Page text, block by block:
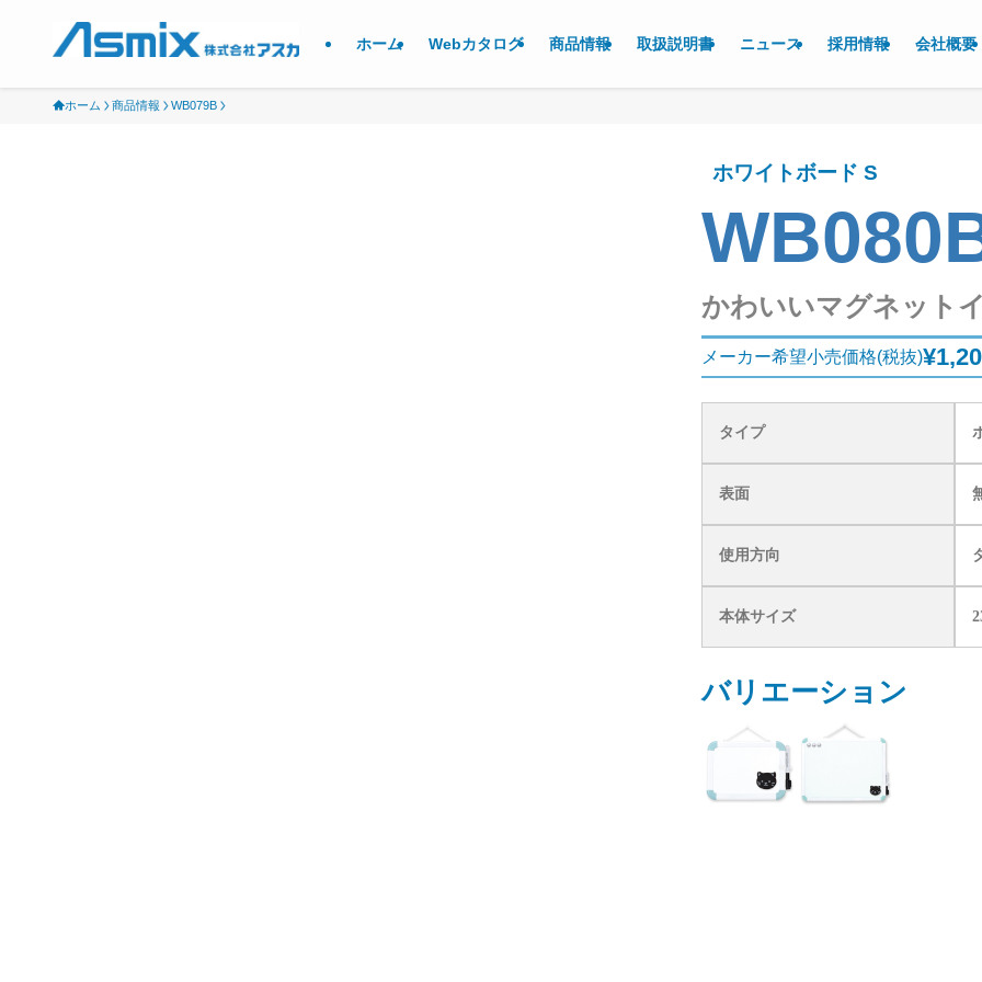
ホーム Webカタログ 商品情報 取扱説明書 ニュース 採用情報 会社概要
ホーム 商品情報 WB079B
ホワイトボード S
かわいいマグネット
メーカー希望小売価格(税抜)
タイプ
表面
使用方向
本体サイズ
バリエーション